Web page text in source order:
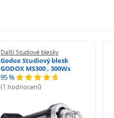
Další Studiové blesky
Godox Studiový blesk
GODOX MS300 , 300Ws
95 %
(1 hodnocení)